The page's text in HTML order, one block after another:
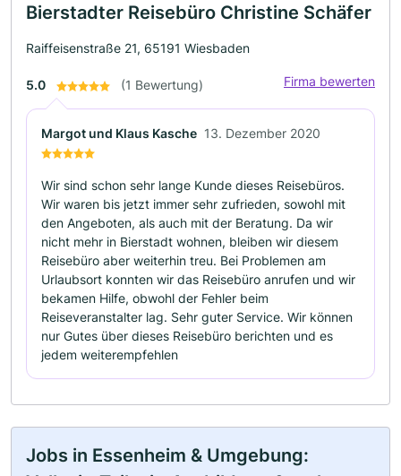
Bierstadter Reisebüro Christine Schäfer
Raiffeisenstraße 21, 65191 Wiesbaden
5.0 (1 Bewertung) Firma bewerten
Margot und Klaus Kasche 13. Dezember 2020
Wir sind schon sehr lange Kunde dieses Reisebüros.
Wir waren bis jetzt immer sehr zufrieden, sowohl mit
den Angeboten, als auch mit der Beratung. Da wir
nicht mehr in Bierstadt wohnen, bleiben wir diesem
Reisebüro aber weiterhin treu. Bei Problemen am
Urlaubsort konnten wir das Reisebüro anrufen und wir
bekamen Hilfe, obwohl der Fehler beim
Reiseveranstalter lag. Sehr guter Service. Wir können
nur Gutes über dieses Reisebüro berichten und es
jedem weiterempfehlen
Jobs in Essenheim & Umgebung: